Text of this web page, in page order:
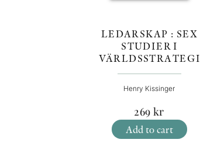
LEDARSKAP : SEX
STUDIER I
VÄRLDSSTRATEGI
Henry Kissinger
269 kr
Add to cart